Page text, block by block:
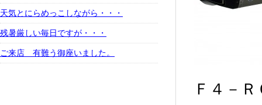
天気とにらめっこしながら・・・
残暑厳しい毎日ですが・・・
ご来店 有難う御座いました。
Ｆ４－